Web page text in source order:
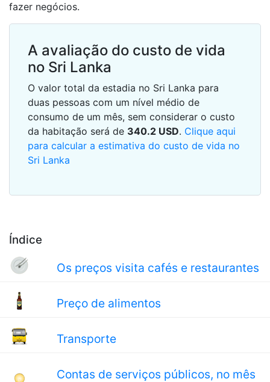
Índice
Os preços visita cafés e restaurantes
Preço de alimentos
Transporte
Contas de serviços públicos, no mês
fazer negócios.
A avaliação do custo de vida
no Sri Lanka
O valor total da estadia no Sri Lanka para
duas pessoas com um nível médio de
consumo de um mês, sem considerar o custo
da habitação será de 340.2 USD. Clique aqui
para calcular a estimativa do custo de vida no
Sri Lanka